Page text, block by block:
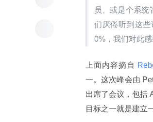
员、或是个系
们厌倦听到这
0%，我们对此
上面内容摘自
一。这次峰会由
出席了会议，包括
目标之一就是建立